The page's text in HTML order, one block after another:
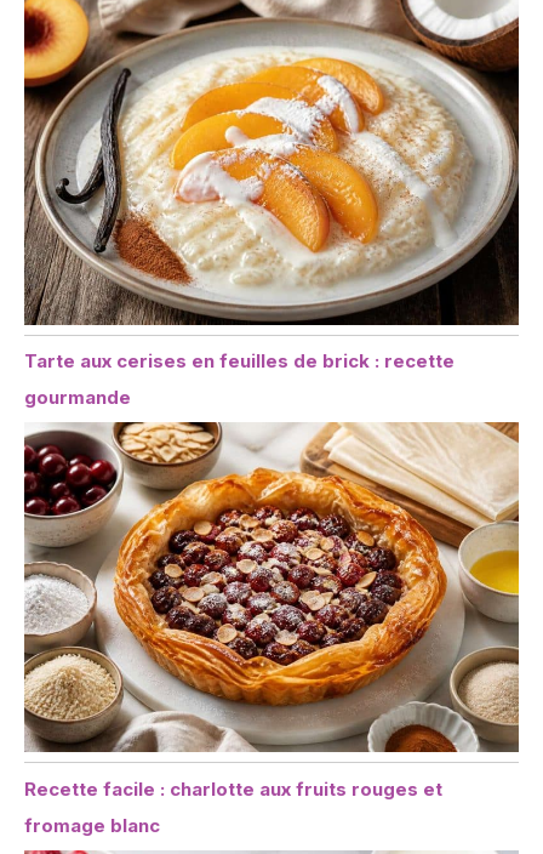
possibilités d'utilisation à
d'autres aliments tels
que les pizzas et les
lasagnes.
Tarte aux cerises en feuilles de brick : recette
gourmande
Recette facile : charlotte aux fruits rouges et
fromage blanc